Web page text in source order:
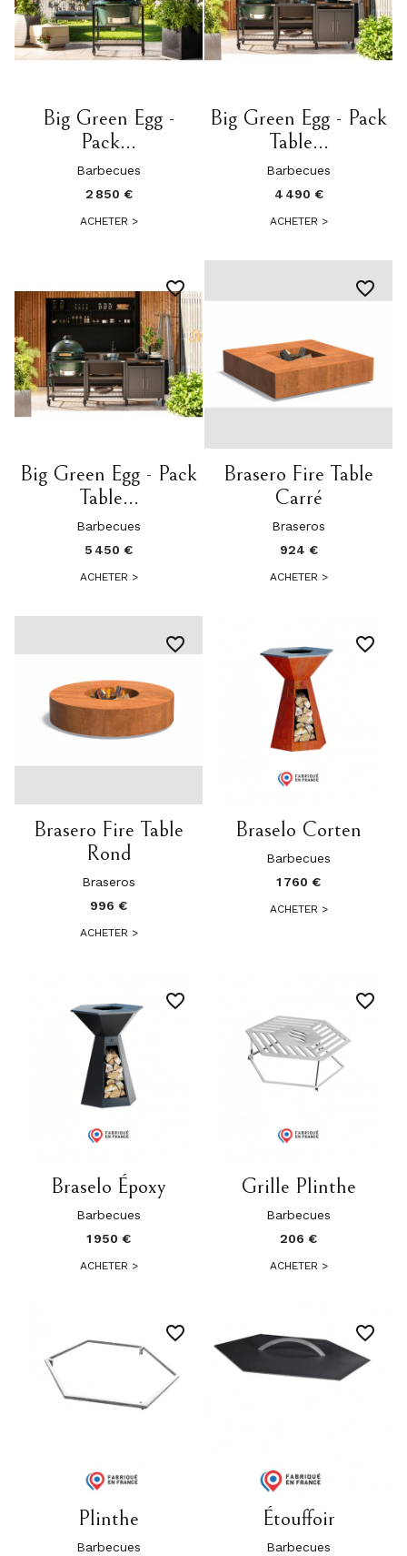
Big Green Egg -
Pack...
Barbecues
2 850 €
ACHETER >
Big Green Egg - Pack
Table...
Barbecues
4 490 €
ACHETER >
Big Green Egg - Pack
Table...
Barbecues
5 450 €
ACHETER >
favorite_border
Brasero Fire Table
Carré
Braseros
924 €
ACHETER >
favorite_border
Brasero Fire Table
Rond
Braseros
996 €
ACHETER >
favorite_border
Braselo Corten
Barbecues
1 760 €
ACHETER >
favorite_border
Braselo Époxy
Barbecues
1 950 €
ACHETER >
favorite_border
Grille Plinthe
Barbecues
206 €
ACHETER >
favorite_border
Plinthe
Barbecues
favorite_border
Étouffoir
Barbecues
favorite_border